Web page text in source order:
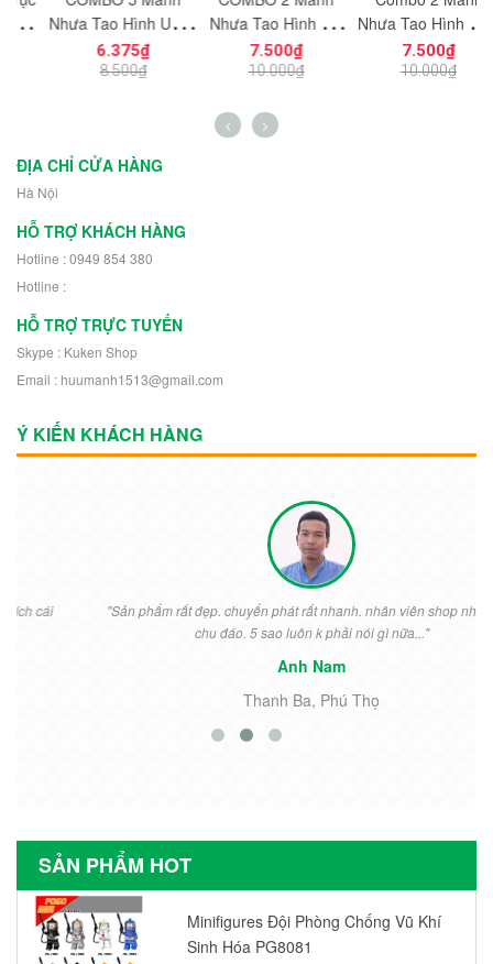
Nhựa Tạo Hình Uống
Cong Dùng Cho Mô
Hình Nhân Vật Mini
6.375₫
8.500₫
Nhựa Tạo Hình Vát
Cắt Góc 8x8
NO.1727 Dùng Cho
Robot 30504
7.500₫
10.000₫
Nhựa Tạo Hình Hiệu
Ứng Năng Lượng
NO.1726 Dùng
7.500₫
10.000₫
ĐỊA CHỈ CỬA HÀNG
Hà Nội
HỖ TRỢ KHÁCH HÀNG
Hotline : 0949 854 380
Hotline :
HỖ TRỢ TRỰC TUYẾN
Skype : Kuken Shop
Email : huumanh1513@gmail.com
Ý KIẾN KHÁCH HÀNG
"Sản phẩm rất đẹp. chuyển phát rất nhanh. nhân viên shop nhiệt tình
chu đáo. 5 sao luôn k phải nói gì nữa..."
Anh Nam
Thanh Ba, Phú Thọ
SẢN PHẨM HOT
Minifigures Đội Phòng Chống Vũ Khí
Sinh Hóa PG8081